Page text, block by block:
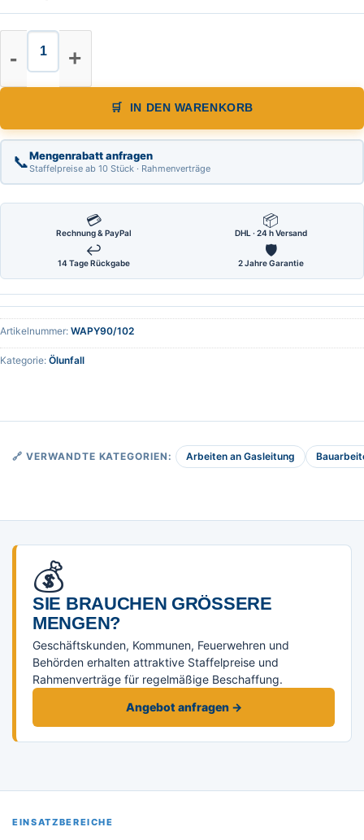
Warnpyramide, Faltsignal,
IN DEN WARENKORB
📞Mengenrabatt anfragen
Staffelpreise ab 10 Stück · Rahmenverträge
💳
Rechnung & PayPal
📦
DHL · 24 h Versand
↩
14 Tage Rückgabe
🛡
2 Jahre Garantie
Artikelnummer: WAPY90/102
Kategorie: Ölunfall
🔗 VERWANDTE KATEGORIEN: Arbeiten an Gasleitung
💰
SIE BRAUCHEN GRÖSSERE M
ENGEN?
Geschäftskunden, Kommunen, Feuerwehren und
Behörden erhalten attraktive Staffelpreise und
Rahmenverträge für regelmäßige Beschaffung.
Angebot anfragen →
EINSATZBEREICHE